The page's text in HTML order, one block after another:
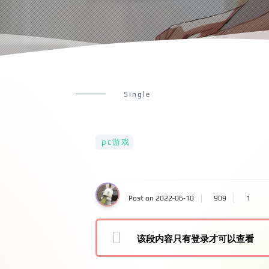
Single
pc游戏
Post on 2022-06-10 909 1
该段内容只有登录才可以查看